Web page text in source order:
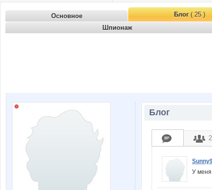
Основное Блог( 25 )
Шпионаж
Блог
У меня